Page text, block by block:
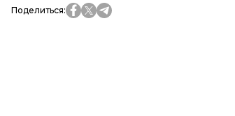
Поделиться: